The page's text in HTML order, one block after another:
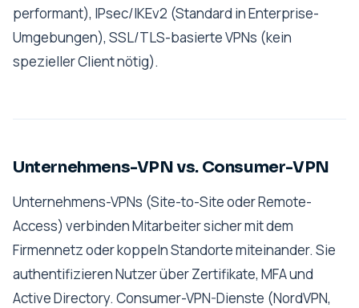
performant), IPsec/IKEv2 (Standard in Enterprise-
Umgebungen), SSL/TLS-basierte VPNs (kein
spezieller Client nötig).
Unternehmens-VPN vs. Consumer-VPN
Unternehmens-VPNs (Site-to-Site oder Remote-
Access) verbinden Mitarbeiter sicher mit dem
Firmennetz oder koppeln Standorte miteinander. Sie
authentifizieren Nutzer über Zertifikate, MFA und
Active Directory. Consumer-VPN-Dienste (NordVPN,